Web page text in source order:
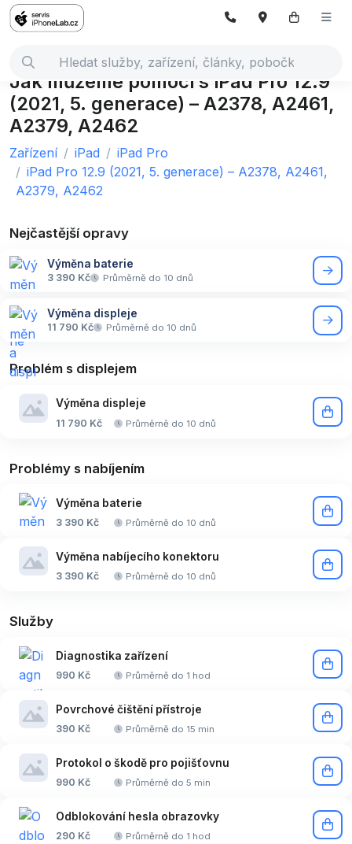
Jak můžeme pomoci s iPad Pro 12.9
(2021, 5. generace) – A2378, A2461,
A2379, A2462
Zařízení iPad
iPad Pro
iPad Pro 12.9 (2021, 5. generace) – A2378, A2461,
A2379, A2462
Nejčastější opravy
Výměna baterie
3 390 Kč Průměrně do 10 dnů
Výměna displeje
11 790 Kč Průměrně do 10 dnů
Problém s displejem
Výměna displeje
11 790 Kč Průměrně do 10 dnů
Problémy s nabíjením
Výměna baterie
3 390 Kč Průměrně do 10 dnů
Výměna nabíjecího konektoru
3 390 Kč Průměrně do 10 dnů
Služby
Diagnostika zařízení
990 Kč Průměrně do 1 hod
Povrchové čištění přístroje
390 Kč Průměrně do 15 min
Protokol o škodě pro pojišťovnu
990 Kč Průměrně do 5 min
Odblokování hesla obrazovky
290 Kč Průměrně do 1 hod